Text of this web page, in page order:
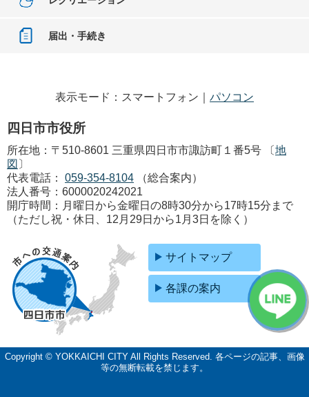
届出・手続き
表示モード：スマートフォン｜ パソコン
四日市市役所
所在地：〒510-8601 三重県四日市市諏訪町１番5号 〔地
図 〕
代表電話：
059-354-8104
（総合案内）
法人番号：6000020242021
開庁時間：月曜日から金曜日の8時30分から17時15分まで
（ただし祝・休日、12月29日から1月3日を除く）
サイトマップ
各課の案内
Copyright © YOKKAICHI CITY All Rights Reserved. 各ページの記事、画像
等の無断転載を禁じます。